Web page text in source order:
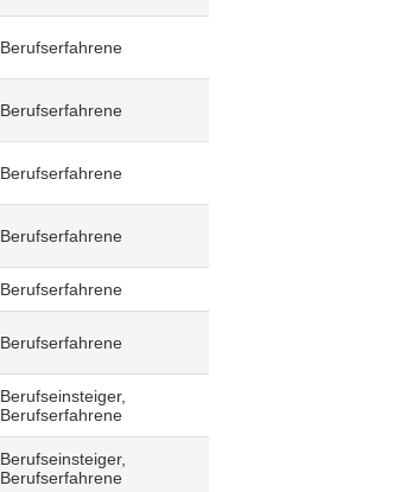
Berufserfahrene
Berufserfahrene
Berufserfahrene
Berufserfahrene
Berufserfahrene
Berufserfahrene
Berufseinsteiger,
Berufserfahrene
Berufseinsteiger,
Berufserfahrene